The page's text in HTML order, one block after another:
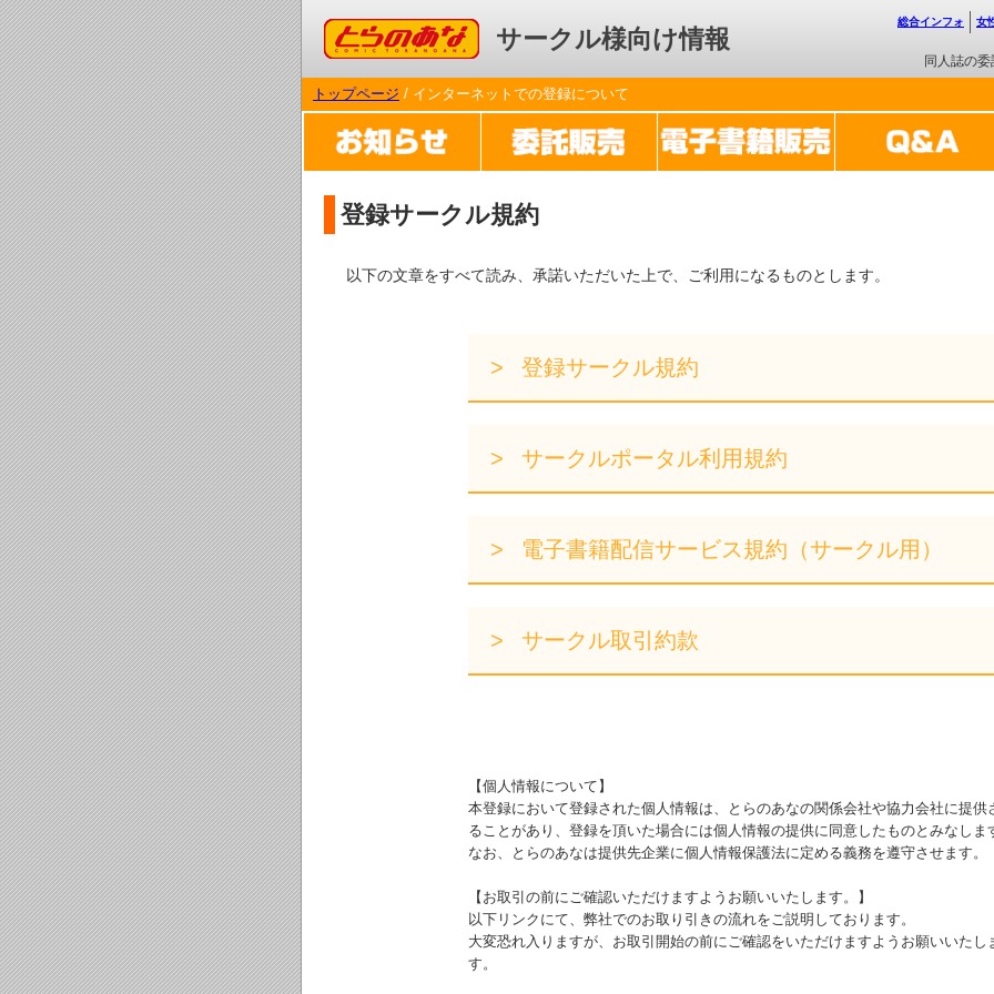
コミックとらのあな サークル様向け情報
同人誌の委
総合インフォ 女
トップページ / インターネットでの登録について
登録サークル規約
以下の文章をすべて読み、承諾いただいた上で、ご利用になるものとします。
登録サークル規約
サークルポータル利用規約
電子書籍配信サービス規約（サークル用）
サークル取引約款
【個人情報について】
本登録において登録された個人情報は、とらのあなの関係会社や協力会社に提供
ることがあり、登録を頂いた場合には個人情報の提供に同意したものとみなしま
なお、とらのあなは提供先企業に個人情報保護法に定める義務を遵守させます。
【お取引の前にご確認いただけますようお願いいたします。】
以下リンクにて、弊社でのお取り引きの流れをご説明しております。
大変恐れ入りますが、お取引開始の前にご確認をいただけますようお願いいたし
す。